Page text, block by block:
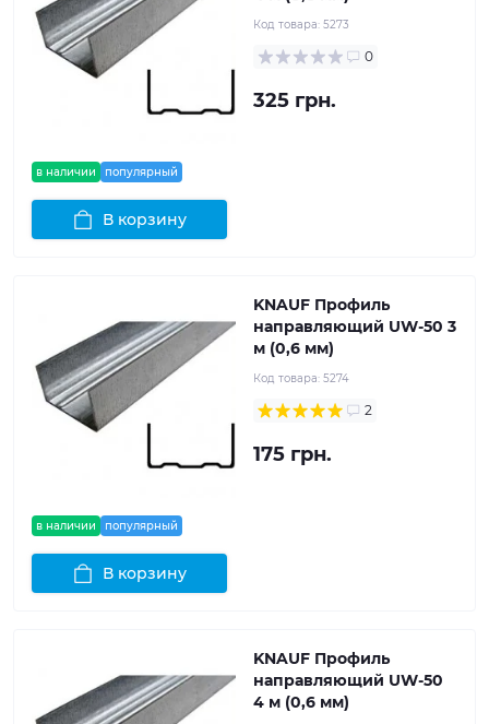
в наличии популярный
Код товара: 5273
0
325 грн.
В корзину
в наличии популярный
KNAUF Профиль
направляющий UW-50 3
м (0,6 мм)
Код товара: 5274
2
175 грн.
В корзину
KNAUF Профиль
направляющий UW-50
4 м (0,6 мм)